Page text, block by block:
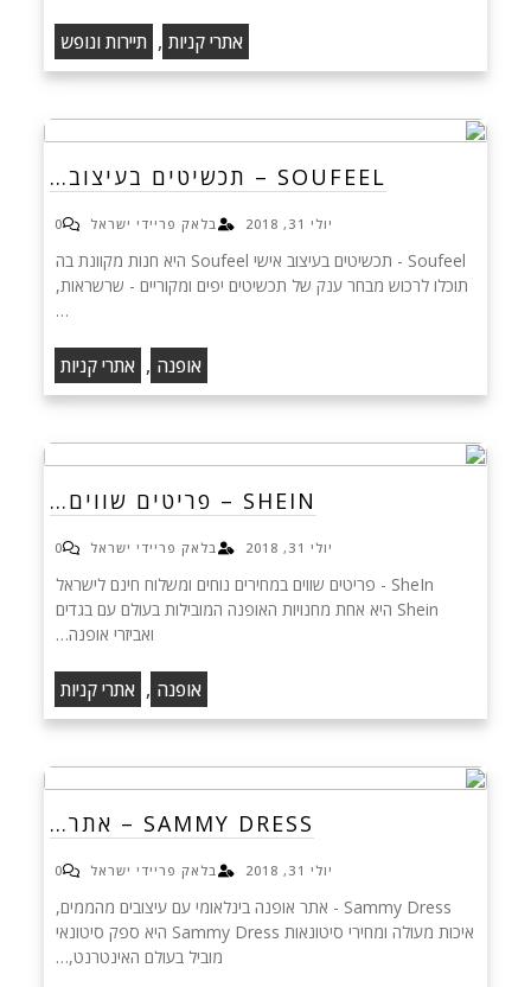
אתרי קניות , תיירות ונופש
SOUFEEL – תכשיטים בעיצוב…
יולי 31, 2018 בלאק פריידי ישראל 0
Soufeel - תכשיטים בעיצוב אישי Soufeel היא חנות מקוונת בה
תוכלו לרכוש מבחר ענק של תכשיטים יפים ומקוריים - שרשראות,
…
אופנה , אתרי קניות
SHEIN – פריטים שווים…
יולי 31, 2018 בלאק פריידי ישראל 0
SheIn - פריטים שווים במחירים נוחים ומשלוח חינם לישראל
Shein היא אחת מחנויות האופנה המובילות בעולם עם בגדים
ואביזרי אופנה…
אופנה , אתרי קניות
SAMMY DRESS – אתר…
יולי 31, 2018 בלאק פריידי ישראל 0
Sammy Dress - אתר אופנה בינלאומי עם עיצובים מהממים,
איכות מעולה ומחירי סיטונאות Sammy Dress היא ספק סיטונאי
מוביל בעולם האינטרנט,…